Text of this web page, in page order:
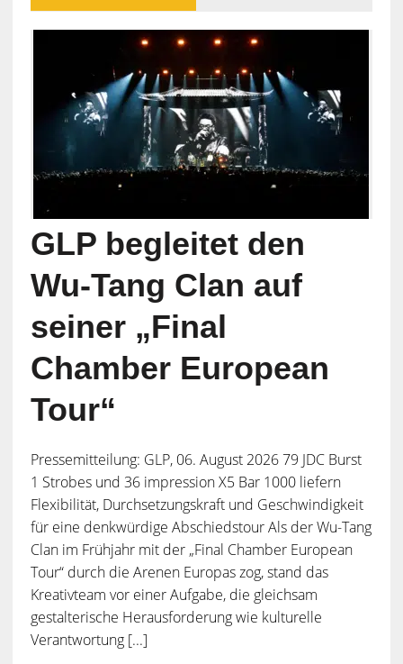
GLP begleitet den
Wu-Tang Clan auf
seiner „Final
Chamber European
Tour“
Pressemitteilung: GLP, 06. August 2026 79 JDC Burst
1 Strobes und 36 impression X5 Bar 1000 liefern
Flexibilität, Durchsetzungskraft und Geschwindigkeit
für eine denkwürdige Abschiedstour Als der Wu-Tang
Clan im Frühjahr mit der „Final Chamber European
Tour“ durch die Arenen Europas zog, stand das
Kreativteam vor einer Aufgabe, die gleichsam
gestalterische Herausforderung wie kulturelle
Verantwortung [...]